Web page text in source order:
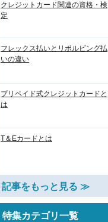
クレジットカード関連の資格・検
定
フレックス払いとリボルビング払
いの違い
プリペイド式クレジットカードと
は
T＆Eカードとは
記事をもっと見る ≫
特集カテゴリ一覧